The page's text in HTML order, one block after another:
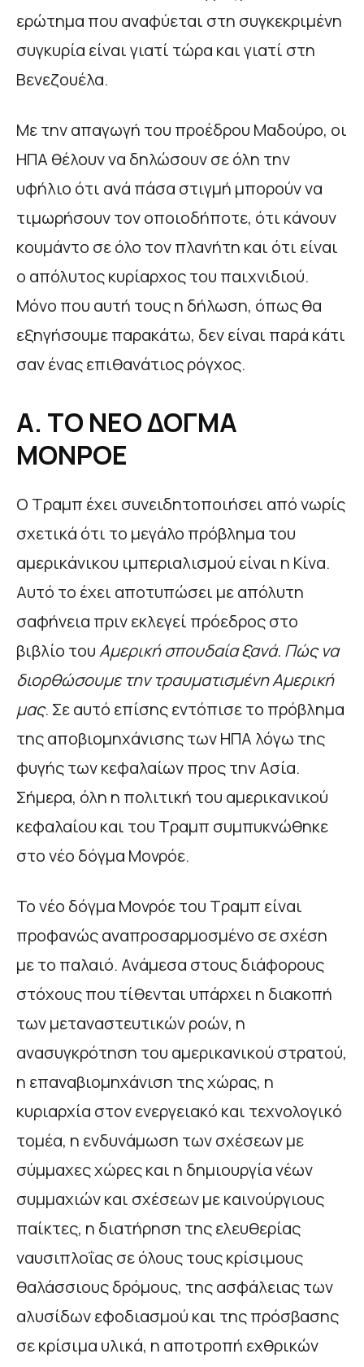
ερώτημα που αναφύεται στη συγκεκριμένη
συγκυρία είναι γιατί τώρα και γιατί στη
Βενεζουέλα.
Με την απαγωγή του προέδρου Μαδούρο, οι
ΗΠΑ θέλουν να δηλώσουν σε όλη την
υφήλιο ότι ανά πάσα στιγμή μπορούν να
τιμωρήσουν τον οποιοδήποτε, ότι κάνουν
κουμάντο σε όλο τον πλανήτη και ότι είναι
ο απόλυτος κυρίαρχος του παιχνιδιού.
Μόνο που αυτή τους η δήλωση, όπως θα
εξηγήσουμε παρακάτω, δεν είναι παρά κάτι
σαν ένας επιθανάτιος ρόγχος.
Α. ΤΟ ΝΕΟ ΔΟΓΜΑ
ΜΟΝΡΟΕ
Ο Τραμπ έχει συνειδητοποιήσει από νωρίς
σχετικά ότι το μεγάλο πρόβλημα του
αμερικάνικου ιμπεριαλισμού είναι η Κίνα.
Αυτό το έχει αποτυπώσει με απόλυτη
σαφήνεια πριν εκλεγεί πρόεδρος στο
βιβλίο τουΑμερική σπουδαία ξανά. Πώς να
διορθώσουμε την τραυματισμένη Αμερική
μας. Σε αυτό επίσης εντόπισε το πρόβλημα
της αποβιομηχάνισης των ΗΠΑ λόγω της
φυγής των κεφαλαίων προς την Ασία.
Σήμερα, όλη η πολιτική του αμερικανικού
κεφαλαίου και του Τραμπ συμπυκνώθηκε
στο νέο δόγμα Μονρόε.
Το νέο δόγμα Μονρόε του Τραμπ είναι
προφανώς αναπροσαρμοσμένο σε σχέση
με το παλαιό. Ανάμεσα στους διάφορους
στόχους που τίθενται υπάρχει η διακοπή
των μεταναστευτικών ροών, η
ανασυγκρότηση του αμερικανικού στρατού,
η επαναβιομηχάνιση της χώρας, η
κυριαρχία στον ενεργειακό και τεχνολογικό
τομέα, η ενδυνάμωση των σχέσεων με
σύμμαχες χώρες και η δημιουργία νέων
συμμαχιών και σχέσεων με καινούργιους
παίκτες, η διατήρηση της ελευθερίας
ναυσιπλοΐας σε όλους τους κρίσιμους
θαλάσσιους δρόμους, της ασφάλειας των
αλυσίδων εφοδιασμού και της πρόσβασης
σε κρίσιμα υλικά, η αποτροπή εχθρικών